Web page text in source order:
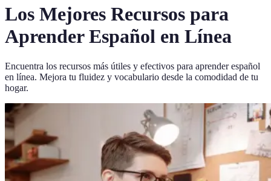
Los Mejores Recursos para
Aprender Español en Línea
Encuentra los recursos más útiles y efectivos para aprender español
en línea. Mejora tu fluidez y vocabulario desde la comodidad de tu
hogar.